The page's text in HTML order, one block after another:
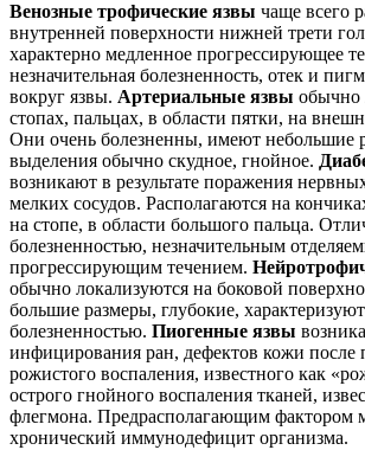
Венозные трофические язвы чаще всего
внутренней поверхности нижней трети
характерно медленное прогрессирующее
незначительная болезненность, отек и
вокруг язвы. Артериальные язвы обычно
стопах, пальцах, в области пятки, на
Они очень болезненны, имеют небольшие
выделения обычно скудное, гнойное.
возникают в результате поражения
мелких сосудов. Располагаются на
на стопе, в области большого пальца.
болезненностью, незначительным
прогрессирующим течением.
обычно локализуются на боковой
большие размеры, глубокие,
болезненностью. Пиогенные язвы
инфицирования ран, дефектов кожи после
рожистого воспаления, известного как
острого гнойного воспаления тканей,
флегмона. Предрасполагающим фактором
хронический иммунодефицит организма.